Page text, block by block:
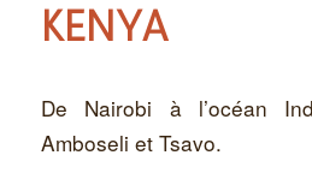
KENYA
De Nairobi à l’océan
Amboseli et Tsavo.